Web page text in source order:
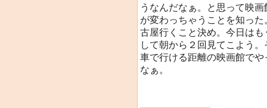
うなんだなぁ。と思って映
が変わっちゃうことを知っ
古屋行くこと決め。今日は
して朝から２回見てこよう
車で行ける距離の映画館で
なぁ。